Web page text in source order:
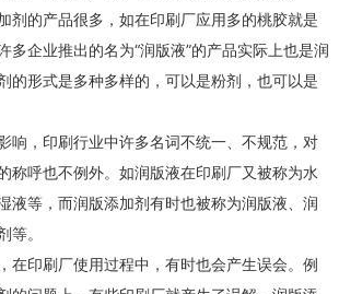
的产品很多，如在印刷厂应用多的桃胶就是
多企业推出的名为“润版液”的产品实际上也是润
的形式是多种多样的，可以是粉剂，也可以是
，印刷行业中许多名词不统一、不规范，对
称呼也不例外。如润版液在印刷厂又被称为水
液等，而润版添加剂有时也被称为润版液、润
等。
印刷厂使用过程中，有时也会产生误会。例